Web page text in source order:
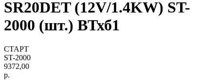
SR20DET (12V/1.4KW) ST-
2000 (шт.) ВТхб1
СТАРТ
ST-2000
9372,00
р.